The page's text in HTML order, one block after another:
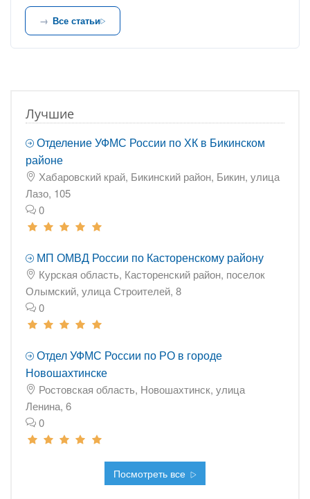
Все статьи
Лучшие
Отделение УФМС России по ХК в Бикинском
районе
Хабаровский край, Бикинский район, Бикин, улица
Лазо, 105
0
МП ОМВД России по Касторенскому району
Курская область, Касторенский район, поселок
Олымский, улица Строителей, 8
0
Отдел УФМС России по РО в городе
Новошахтинске
Ростовская область, Новошахтинск, улица
Ленина, 6
0
Посмотреть все